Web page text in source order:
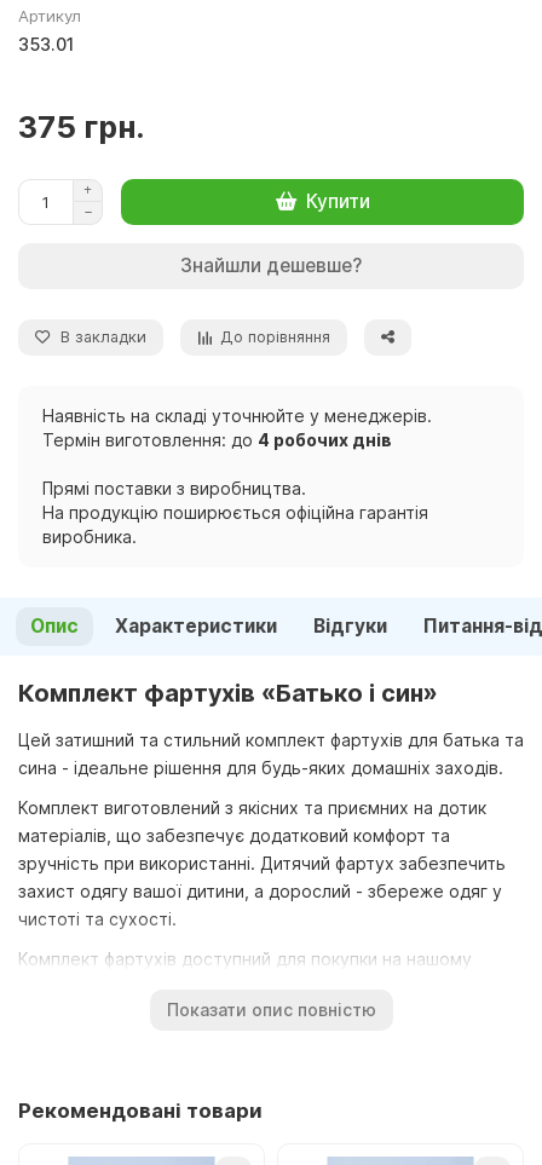
Артикул
353.01
375 грн.
Купити
Знайшли дешевше?
В закладки До порівняння
Наявність на складі уточнюйте у менеджерів.
Термін виготовлення: до 4 робочих днів
Прямі поставки з виробництва.
На продукцію поширюється офіційна гарантія
виробника.
Опис Характеристики Відгуки Питання-
Комплект фартухів «Батько і син»
Цей затишний та стильний комплект фартухів для батька та
сина - ідеальне рішення для будь-яких домашніх заходів.
Комплект виготовлений з якісних та приємних на дотик
матеріалів, що забезпечує додатковий комфорт та
зручність при використанні. Дитячий фартух забезпечить
захист одягу вашої дитини, а дорослий - збереже одяг у
чистоті та сухості.
Комплект фартухів доступний для покупки на нашому
вибір варіантів та швидку доставку, а також гарантуємо
комплект фартухів для батька та сина та насолодитися
Показати опис повністю
Рекомендовані товари